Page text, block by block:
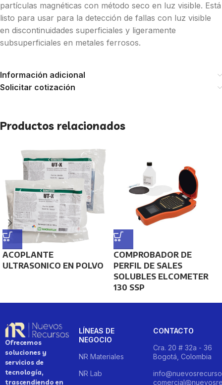
partículas magnéticas con método seco en luz visible. Está
listo para usar para la detección de fallas con luz visible
en discontinuidades superficiales y ligeramente
subsuperficiales en metales ferrosos.
Información adicional
Solicitar cotización
Productos relacionados
ACOPLANTE
ULTRASONICO EN POLVO
COMPROBADOR DE
PERFIL DE SALES
SOLUBLES ELCOMETER
130 SSP
Ofrecemos
soluciones y
servicios de
tecnología,
trascendiendo en
LÍNEAS DE
NEGOCIO
NR Materiales
NR Lab
CONTACTO
Cra. 20 # 32a - 36
Bogotá, Colombia